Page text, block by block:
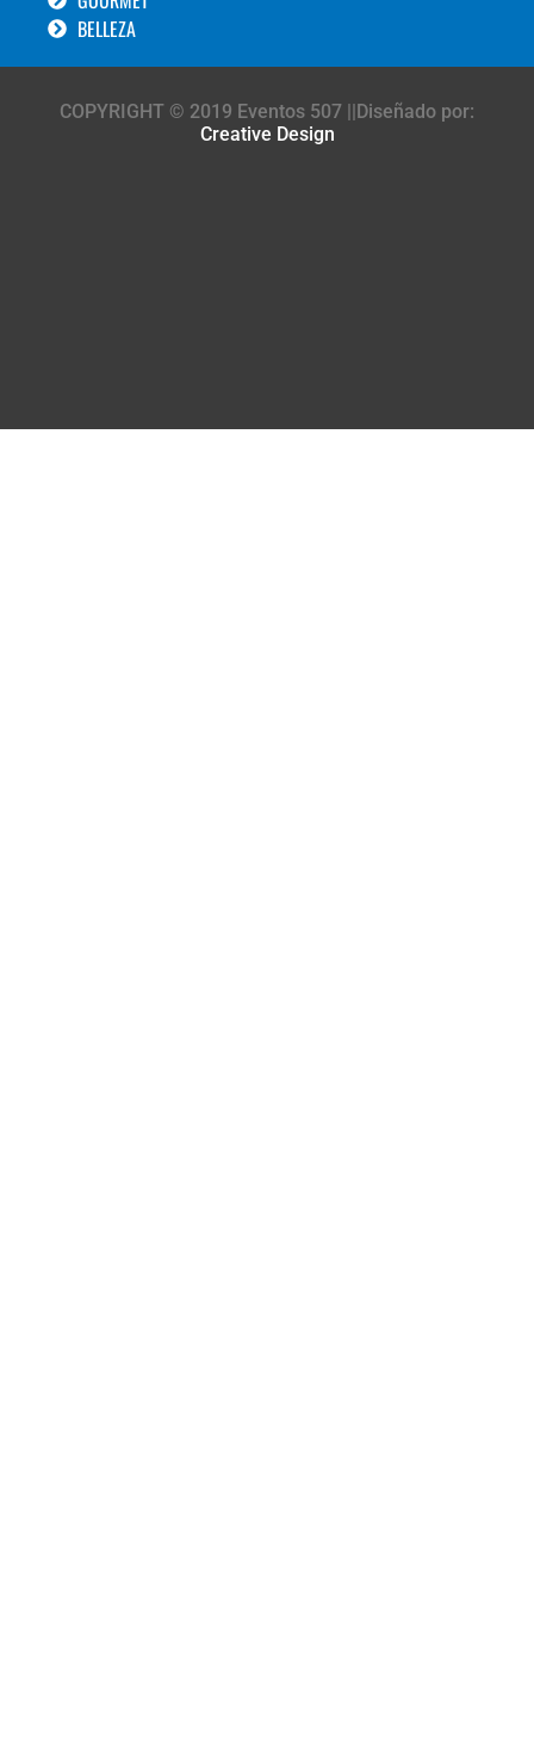
BELLEZA
COPYRIGHT © 2019 Eventos 507 ||Diseñado por:
Creative Design